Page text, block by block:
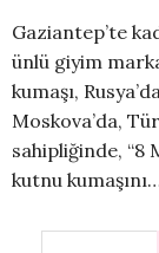
Gaziantep’te
ünlü giyim
kumaşı,
Moskova’da,
sahipliğinde, “8
kutnu